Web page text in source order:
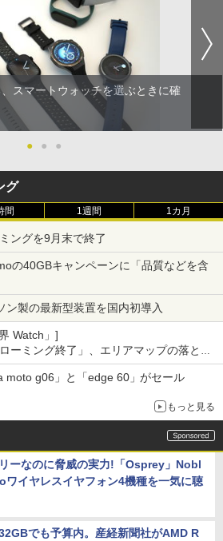
スマートウォッチを選ぶときに確
● ● ●
グ
間 1週間 1カ月
ングを9月末で終了
の40GBキャンペーンに「品質などを含
ン製の最新型装置を国内初導入
Watch」]
ーミング終了」、エリアマップの落とし
題
moto g06」と「edge 60」がセール
もっと見る
ーなのに脅威の実力!「Osprey」Nobl
ワイヤレスイヤフォン4機種を一気に聴
でも予算内。産経新聞社がAMD R